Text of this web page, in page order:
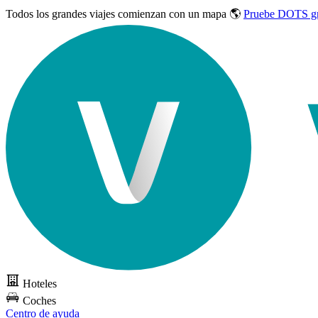
Todos los grandes viajes comienzan con un mapa 🌎 Pruebe DOTS
Hoteles
Coches
Centro de ayuda